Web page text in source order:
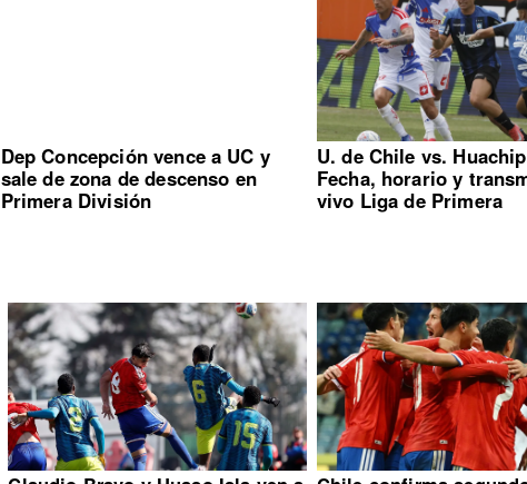
Dep Concepción vence a UC y
sale de zona de descenso en
Primera División
U. de Chile vs.
Fecha, horario y
vivo Liga de Primera